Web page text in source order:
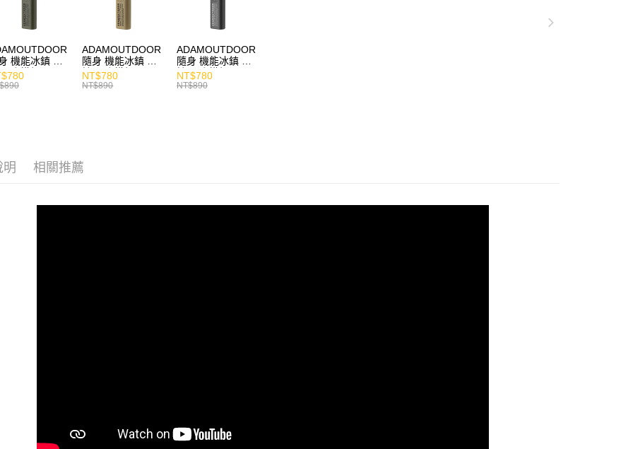
機能冰鎮 手
扇 掛繩
ADAMOUTDOOR
隨身 機能冰鎮 手
持風扇 掛繩
NT$780
NT$890
ADAMOUTDOOR
隨身 機能冰鎮 手
持風扇 掛繩
NT$780
NT$890
明 相關推薦